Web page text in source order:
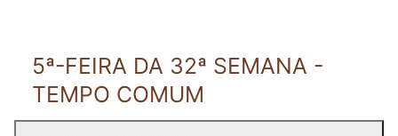
5ª-FEIRA DA 32ª SEMANA -
TEMPO COMUM